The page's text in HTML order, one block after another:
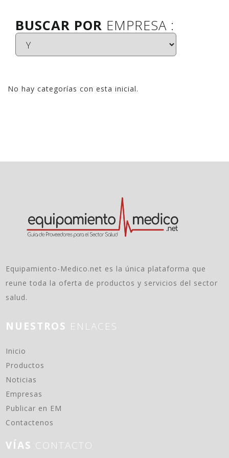
BUSCAR POR EMPRESA :
No hay categorías con esta inicial.
Equipamiento-Medico.net es la única plataforma que
reune toda la oferta de productos y servicios del sector
salud.
NUESTROS ENLACES
Inicio
Productos
Noticias
Empresas
Publicar en EM
Contactenos
VÍAS CONTACTO